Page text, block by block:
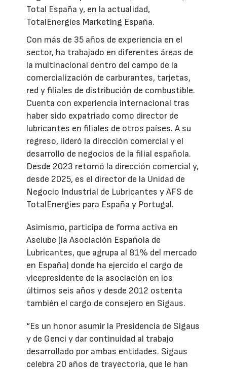
Total España y, en la actualidad,
TotalEnergies Marketing España.
Con más de 35 años de experiencia en el
sector, ha trabajado en diferentes áreas de
la multinacional dentro del campo de la
comercialización de carburantes, tarjetas,
red y filiales de distribución de combustible.
Cuenta con experiencia internacional tras
haber sido expatriado como director de
lubricantes en filiales de otros países. A su
regreso, lideró la dirección comercial y el
desarrollo de negocios de la filial española.
Desde 2023 retomó la dirección comercial y,
desde 2025, es el director de la Unidad de
Negocio Industrial de Lubricantes y AFS de
TotalEnergies para España y Portugal.
Asimismo, participa de forma activa en
Aselube (la Asociación Española de
Lubricantes, que agrupa al 81% del mercado
en España) donde ha ejercido el cargo de
vicepresidente de la asociación en los
últimos seis años y desde 2012 ostenta
también el cargo de consejero en Sigaus.
“Es un honor asumir la Presidencia de Sigaus
y de Genci y dar continuidad al trabajo
desarrollado por ambas entidades. Sigaus
celebra 20 años de trayectoria, que le han